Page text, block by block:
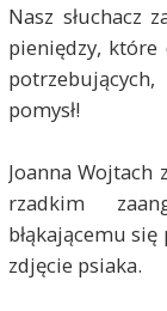
Nasz słuchacz
pieniędzy,
pomysł!
Joanna Wojtach
rzadkim
błąkającemu
zdjęcie psiaka.